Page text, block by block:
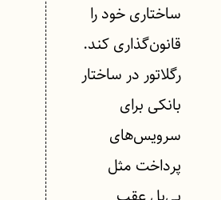
ساختاری خود را
قانون‌گذاری کند.
رگلاتور در ساختار
بانکی برای
سرویس‌های
پرداخت مثل